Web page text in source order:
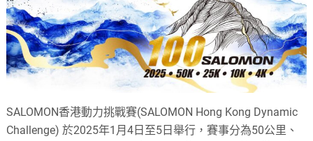
SALOMON香港動力挑戰賽(SALOMON Hong Kong Dynamic
Challenge) 於2025年1月4日至5日舉行，賽事分為50公里、